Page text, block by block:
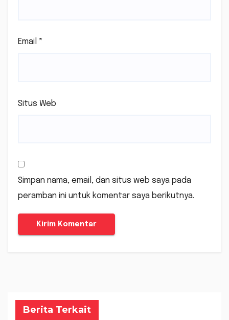
Email *
Situs Web
Simpan nama, email, dan situs web saya pada
peramban ini untuk komentar saya berikutnya.
Berita Terkait